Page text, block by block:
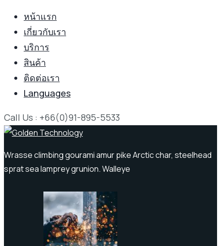
หน้าแรก
เกี่ยวกับเรา
บริการ
สินค้า
ติดต่อเรา
Languages
Call Us : +66(0)91-895-5533
Wrasse climbing gourami amur pike Arctic char, steelhead
sprat sea lamprey grunion. Walleye